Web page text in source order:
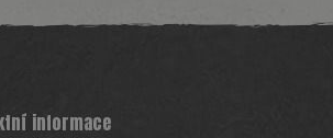
informace